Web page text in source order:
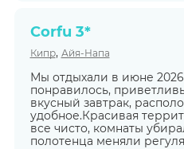
Corfu 3*
Кипр, Айя-Напа
Мы отдыхали в июне
понравилось,
вкусный завтрак,
удобное.Красивая
все чисто, комнаты
полотенца меняли